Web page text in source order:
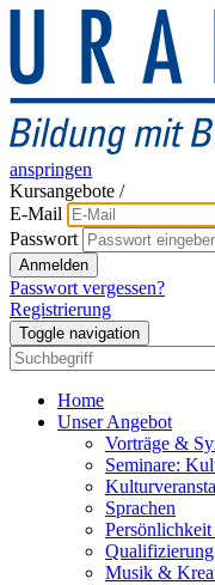
anspringen
Kursangebote /
E-Mail
Passwort
Anmelden
Passwort vergessen?
Registrierung
Toggle navigation
Home
Unser Angebot
Vorträge &
Seminare:
Sprachen
Musik &